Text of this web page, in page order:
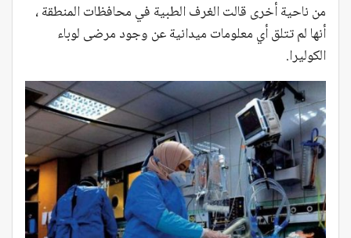
من ناحية أخرى قالت الغرف الطبية في محافظات المنطقة ،
أنها لم تتلق أي معلومات ميدانية عن وجود مرضى لوباء
الكوليرا.